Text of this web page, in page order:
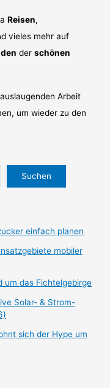
Reisen,
vieles mehr auf
derschönen
Arbeit
um wieder zu den
Suchen
einfach planen
mobiler
um das Fichtelgebirge
Solar- & Strom-
sich der Hype um